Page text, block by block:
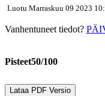
Luotu Marraskuu 09 2023
Vanhentuneet tiedot?
Pisteet50/100
Lataa PDF Versio